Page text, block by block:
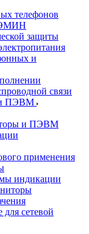
телефонов
защиты
и
связи
и ПЭВМ
и ПЭВМ
применения
индикации
сетевой